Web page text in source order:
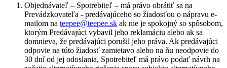
Objednávateľ – Spotrebiteľ – má právo obrátiť sa na
Prevádzkovateľa - predávajúceho so žiadosťou o nápravu e-
mailom na teepee@teepee.sk ak nie je spokojný so spôsobom,
ktorým Predávajúci vybavil jeho reklamáciu alebo ak sa
domnieva, že predávajúci porušil jeho práva. Ak predávajúci
odpovie na túto žiadosť zamietavo alebo na ňu neodpovie do
30 dní od jej odoslania, Spotrebiteľ má právo podať návrh na